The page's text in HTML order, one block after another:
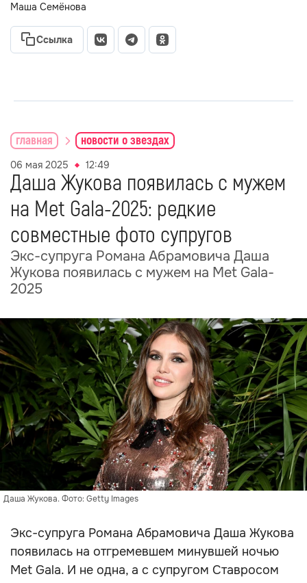
Маша Семёнова
Ссылка
главная новости о звездах
06 мая 2025 12:49
Даша Жукова появилась с мужем
на Met Gala-2025: редкие
совместные фото супругов
Экс-супруга Романа Абрамовича Даша
Жукова появилась с мужем на Met Gala-
2025
Даша Жукова. Фото: Getty Images
Экс-супруга Романа Абрамовича Даша Жукова
появилась на отгремевшем минувшей ночью
Met Gala. И не одна, а с супругом Ставросом